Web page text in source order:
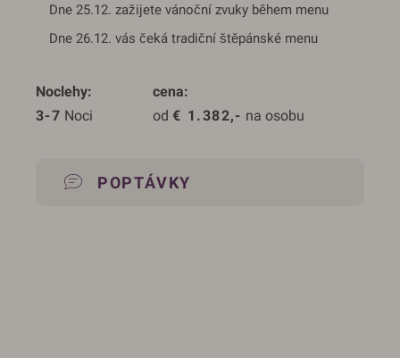
Dne 25.12. zažijete vánoční zvuky během menu
Dne 26.12. vás čeká tradiční štěpánské menu
Noclehy
3-7 Noci
cena
od € 1.382,- na osobu
POPTÁVKY